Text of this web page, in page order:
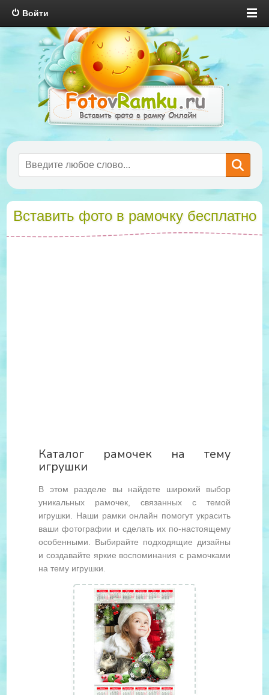
Войти
Вставить фото в рамочку бесплатно
Каталог рамочек на тему
игрушки
В этом разделе вы найдете широкий выбор
уникальных рамочек, связанных с темой
игрушки. Наши рамки онлайн помогут украсить
ваши фотографии и сделать их по-настоящему
особенными. Выбирайте подходящие дизайны
и создавайте яркие воспоминания с рамочками
на тему игрушки.